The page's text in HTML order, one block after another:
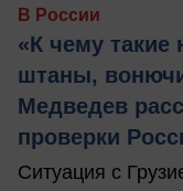
В России
«К чему
штаны,
Медведев
проверки
Ситуация с